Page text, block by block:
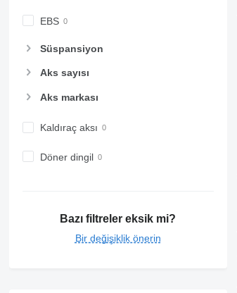
EBS
Süspansiyon
Aks sayısı
Aks markası
Kaldıraç aksı
Döner dingil
Bazı filtreler eksik mi?
Bir değişiklik önerin